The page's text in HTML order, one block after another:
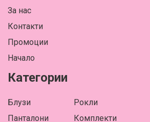
За нас
Контакти
Промоции
Начало
Категории
Блузи
Панталони
Рокли
Комплекти